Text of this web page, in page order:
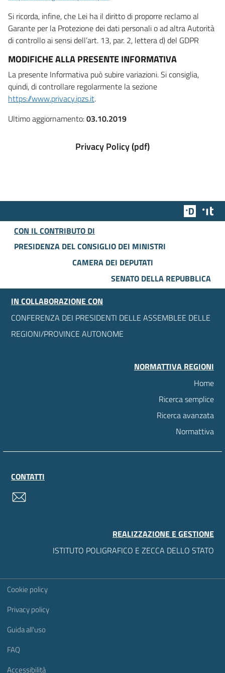
Si ricorda, infine, che Lei ha il diritto di proporre reclamo al
Garante per la Protezione dei dati personali o ad altra Autorità
di controllo ai sensi dell’art. 13, par. 2, lettera d) del GDPR
MODIFICHE ALLA PRESENTE INFORMATIVA
La presente Informativa può subire variazioni. Si consiglia,
quindi, di controllare regolarmente la sezione
https://www.privacy.ipzs.it.
Ultimo aggiornamento:03.10.2019
Privacy Policy (pdf)
Team
CON IL CONTRIBUTO DI
PRESIDENZA DEL CONSIGLIO DEI MINISTRI
CAMERA DEI DEPUTATI
SENATO DELLA REPUBBLICA
IN COLLABORAZIONE CON
CONFERENZA DEI PRESIDENTI DELLE ASSEMBLEE DELLE
REGIONI/PROVINCE AUTONOME
NORMATTIVA REGIONI
Home
Ricerca semplice
Ricerca avanzata
Normattiva
CONTATTI
REALIZZAZIONE E GESTIONE
ISTITUTO POLIGRAFICO E ZECCA DELLO STATO
Sezione Link Utili
Cookie policy
Privacy policy
Guida all'uso
FAQ
Accessibilità